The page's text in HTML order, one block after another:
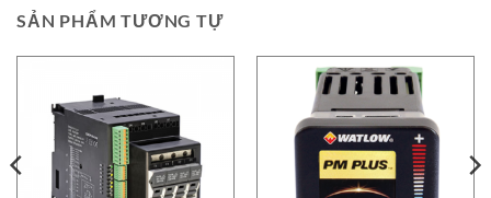
SẢN PHẨM TƯƠNG TỰ